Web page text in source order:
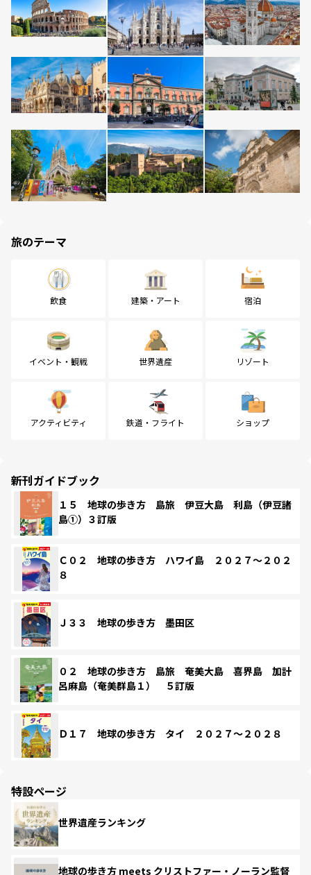
旅のテーマ
飲食 建築・アート 宿泊
イベント・観戦 世界遺産 リゾート
アクティビティ 鉄道・フライト ショップ
新刊ガイドブック
１５ 地球の歩き方 島旅 伊豆大島 利島（伊豆諸
島①）３訂版
Ｃ０２ 地球の歩き方 ハワイ島 ２０２７～２０２
８
Ｊ３３ 地球の歩き方 墨田区
０２ 地球の歩き方 島旅 奄美大島 喜界島 加計
呂麻島（奄美群島１） ５訂版
Ｄ１７ 地球の歩き方 タイ ２０２７～２０２８
特設ページ
世界遺産ランキング
地球の歩き方 meets クリストファー・ノーラン監督